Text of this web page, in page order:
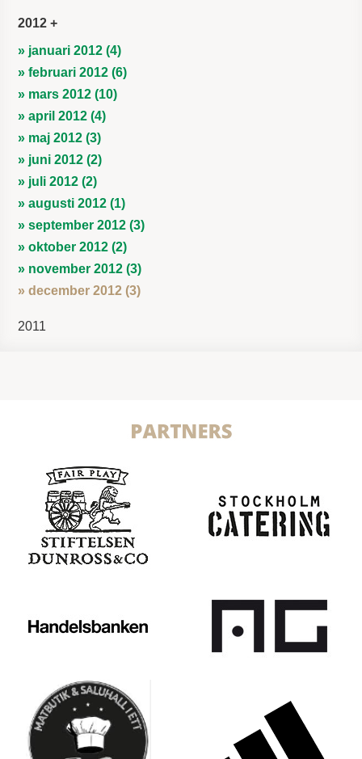
2012
» januari 2012 (4)
» februari 2012 (6)
» mars 2012 (10)
» april 2012 (4)
» maj 2012 (3)
» juni 2012 (2)
» juli 2012 (2)
» augusti 2012 (1)
» september 2012 (3)
» oktober 2012 (2)
» november 2012 (3)
» december 2012 (3)
2011